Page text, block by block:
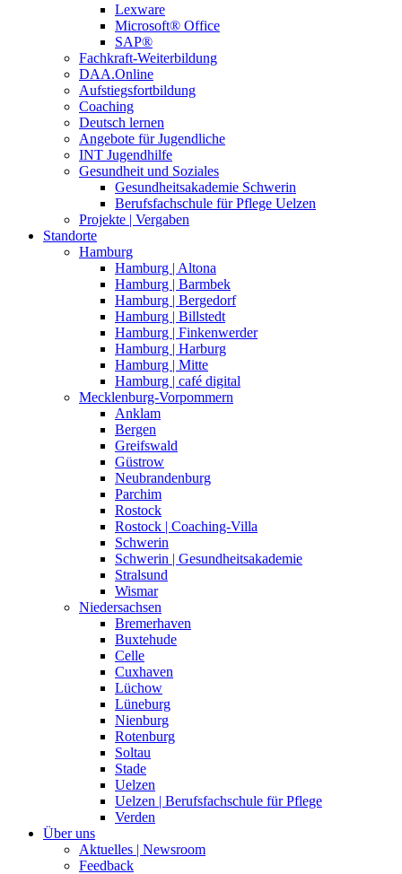
Lexware
Microsoft® Office
SAP®
Fachkraft-Weiterbildung
DAA.Online
Aufstiegsfortbildung
Coaching
Deutsch lernen
Angebote für Jugendliche
INT Jugendhilfe
Gesundheit und Soziales
Gesundheitsakademie Schwerin
Berufsfachschule für Pflege Uelzen
Projekte | Vergaben
Standorte
Hamburg
Hamburg | Altona
Hamburg | Barmbek
Hamburg | Bergedorf
Hamburg | Billstedt
Hamburg | Finkenwerder
Hamburg | Harburg
Hamburg | Mitte
Hamburg | café digital
Mecklenburg-Vorpommern
Anklam
Bergen
Greifswald
Güstrow
Neubrandenburg
Parchim
Rostock
Rostock | Coaching-Villa
Schwerin
Schwerin | Gesundheitsakademie
Stralsund
Wismar
Niedersachsen
Bremerhaven
Buxtehude
Celle
Cuxhaven
Lüchow
Lüneburg
Nienburg
Rotenburg
Soltau
Stade
Uelzen
Uelzen | Berufsfachschule für Pflege
Verden
Über uns
Aktuelles | Newsroom
Feedback